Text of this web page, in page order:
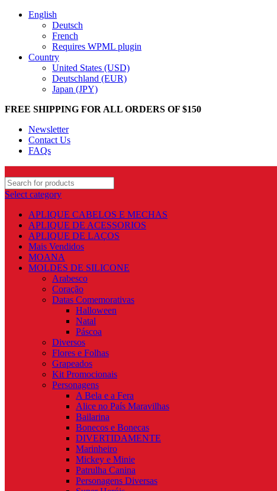
English
Deutsch
French
Requires WPML plugin
Country
United States (USD)
Deutschland (EUR)
Japan (JPY)
FREE SHIPPING FOR ALL ORDERS OF $150
Newsletter
Contact Us
FAQs
Select category
APLIQUE CABELOS E MECHAS
APLIQUE DE ACESSORIOS
APLIQUE DE LAÇOS
Mais Vendidos
MOANA
MOLDES DE SILICONE
Arabesco
Coração
Datas Comemorativas
Halloween
Natal
Páscoa
Diversos
Flores e Folhas
Grapeados
Kit Promocionais
Personagens
A Bela e a Fera
Alice no País Maravilhas
Bailarina
Bonecos e Bonecas
DIVERTIDAMENTE
Marinheiro
Mickey e Minie
Patrulha Canina
Personagens Diversas